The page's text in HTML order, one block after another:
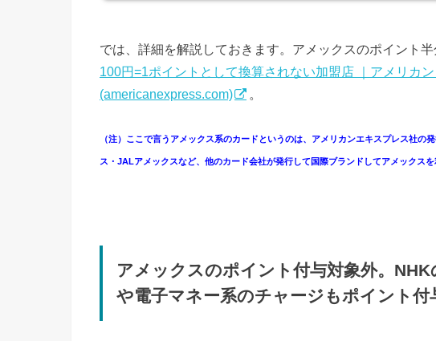
では、詳細を解説しておきます。アメックスのポイント
100円=1ポイントとして換算されない加盟店 ｜アメリカ
(americanexpress.com)
（注）ここで言うアメックス系のカードというのは、アメリカンエキスプレス社の
ス・JALアメックスなど、他のカード会社が発行して国際ブランドしてアメックスを
アメックスのポイント付与対象外。
や電子マネー系のチャージもポイント付